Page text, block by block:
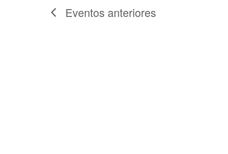
Eventosanteriores